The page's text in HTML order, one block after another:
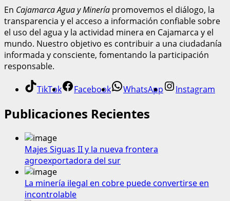
En Cajamarca Agua y Minería promovemos el diálogo, la
transparencia y el acceso a información confiable sobre
el uso del agua y la actividad minera en Cajamarca y el
mundo. Nuestro objetivo es contribuir a una ciudadanía
informada y consciente, fomentando la participación
responsable.
TikTok Facebook WhatsApp Instagram
Publicaciones Recientes
Majes Siguas II y la nueva frontera
agroexportadora del sur
La minería ilegal en cobre puede convertirse en
incontrolable